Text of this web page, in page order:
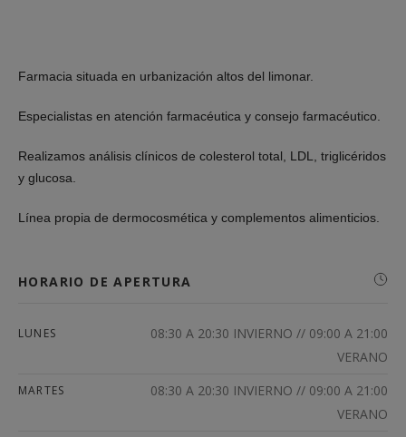
Farmacia situada en urbanización altos del limonar.
Especialistas en atención farmacéutica y consejo farmacéutico.
Realizamos análisis clínicos de colesterol total, LDL, triglicéridos
y glucosa.
Línea propia de dermocosmética y complementos alimenticios.
HORARIO DE APERTURA
LUNES
08:30 A 20:30 INVIERNO // 09:00 A 21:00
VERANO
MARTES
08:30 A 20:30 INVIERNO // 09:00 A 21:00
VERANO